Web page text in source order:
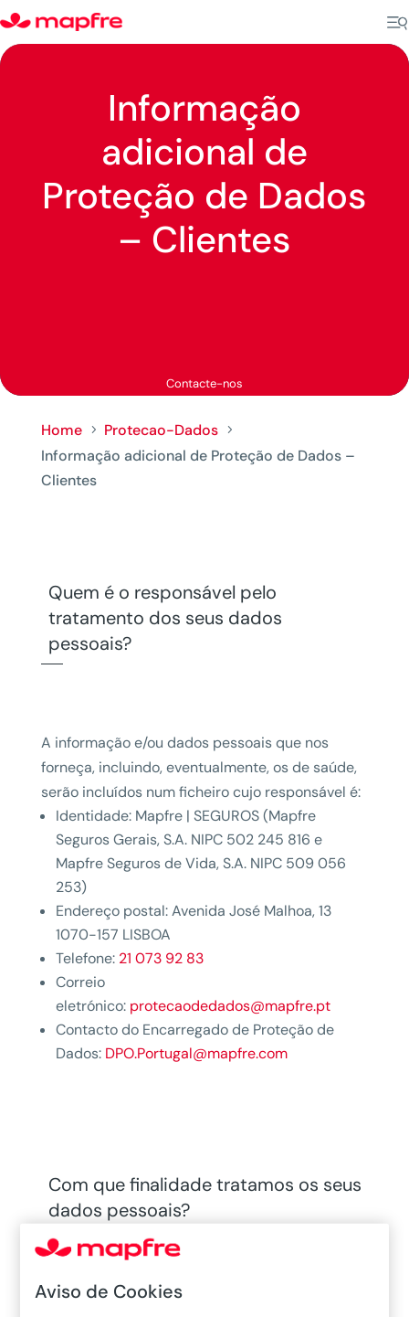
Informação
adicional de
Proteção de Dados
– Clientes
Contacte-nos
Home 5 Protecao-Dados 5
Informação adicional de Proteção de Dados –
Clientes
Quem é o responsável pelo
tratamento dos seus dados
pessoais?
A informação e/ou dados pessoais que nos
forneça, incluindo, eventualmente, os de saúde,
serão incluídos num ficheiro cujo responsável é:
Identidade: Mapfre | SEGUROS (Mapfre
Seguros Gerais, S.A. NIPC 502 245 816 e
Mapfre Seguros de Vida, S.A. NIPC 509 056
253)
Endereço postal: Avenida José Malhoa, 13
1070-157 LISBOA
Telefone: 21 073 92 83
Correio
eletrónico: protecaodedados@mapfre.pt
Contacto do Encarregado de Proteção de
Dados: DPO.Portugal@mapfre.com
Com que finalidade tratamos os seus
dados pessoais?
Aviso de Cookies